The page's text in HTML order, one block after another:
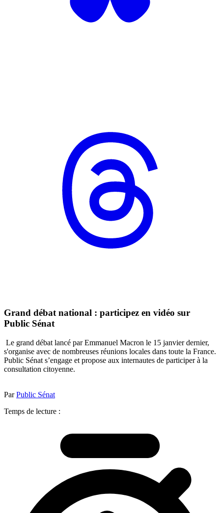
Grand débat national : participez en vidéo sur
Public Sénat
Le grand débat lancé par Emmanuel Macron le 15 janvier dernier,
s'organise avec de nombreuses réunions locales dans toute la France.
Public Sénat s’engage et propose aux internautes de participer à la
consultation citoyenne.
ParPublic Sénat
Temps de lecture :